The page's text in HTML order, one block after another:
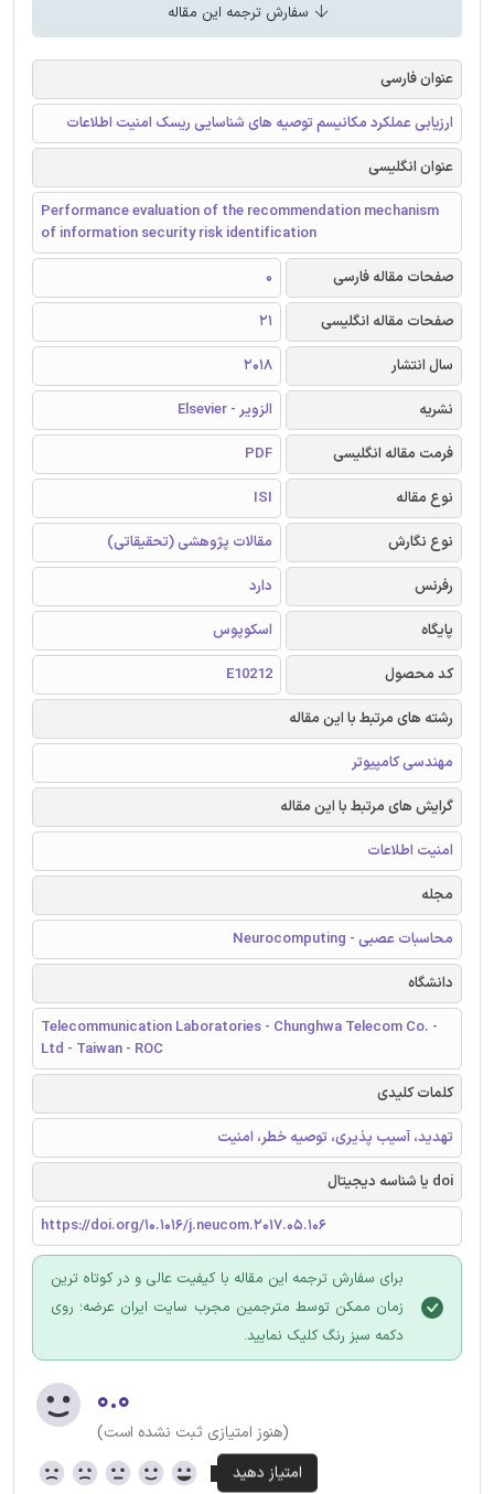
سفارش ترجمه این مقاله
عنوان فارسی
ارزیابی عملکرد مکانیسم توصیه های شناسایی ریسک امنیت اطلاعات
عنوان انگلیسی
Performance evaluation of the recommendation mechanism
of information security risk identification
صفحات مقاله فارسی
0
صفحات مقاله انگلیسی
21
سال انتشار
2018
نشریه
الزویر - Elsevier
فرمت مقاله انگلیسی
PDF
نوع مقاله
ISI
نوع نگارش
مقالات پژوهشی (تحقیقاتی)
رفرنس
دارد
پایگاه
اسکوپوس
کد محصول
E10212
رشته های مرتبط با این مقاله
مهندسی کامپیوتر
گرایش های مرتبط با این مقاله
امنیت اطلاعات
مجله
محاسبات عصبی - Neurocomputing
دانشگاه
Telecommunication Laboratories - Chunghwa Telecom Co. -
Ltd - Taiwan - ROC
کلمات کلیدی
تهدید، آسیب پذیری، توصیه خطر، امنیت
doi یا شناسه دیجیتال
https://doi.org/10.1016/j.neucom.2017.05.106
برای سفارش ترجمه این مقاله با کیفیت عالی و در کوتاه ترین
زمان ممکن توسط مترجمین مجرب سایت ایران عرضه؛ روی
دکمه سبز رنگ کلیک نمایید.
۰.۰
(هنوز امتیازی ثبت نشده است)